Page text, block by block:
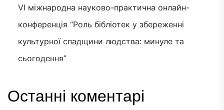
VI міжнародна науково-практична онлайн-
конференція “Роль бібліотек у збереженні
культурної спадщини людства: минуле та
сьогодення”
Останні коментарі